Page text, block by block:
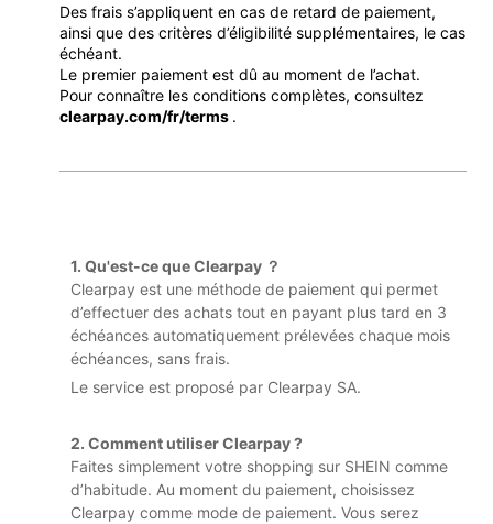
Des frais s’appliquent en cas de retard de paiement,
ainsi que des critères d’éligibilité supplémentaires, le cas
échéant.
Le premier paiement est dû au moment de l’achat.
Pour connaître les conditions complètes, consultez
clearpay.com/fr/terms .
1. Qu'est-ce que Clearpay ？
Clearpay est une méthode de paiement qui permet
d’effectuer des achats tout en payant plus tard en 3
échéances automatiquement prélevées chaque mois
échéances, sans frais.
Le service est proposé par Clearpay SA.
2. Comment utiliser Clearpay ?
Faites simplement votre shopping sur SHEIN comme
d’habitude. Au moment du paiement, choisissez
Clearpay comme mode de paiement. Vous serez